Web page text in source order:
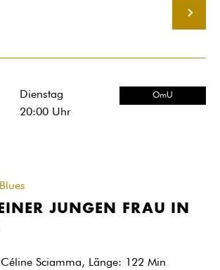
Dienstag
20:00Uhr
OmU
JUNGEN FRAU IN
Sciamma, Länge: 122 Min